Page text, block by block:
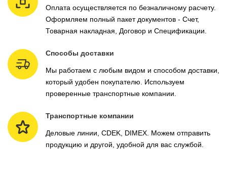
Оплата осуществляется по безналичному расчету.
Оформляем полный пакет документов - Счет,
Товарная накладная, Договор и Спецификации.
Способы доставки
Мы работаем с любым видом и способом доставки,
который удобен покупателю. Используем
проверенные транспортные компании.
Транспортные компании
Деловые линии, CDEK, DIMEX. Можем отправить
продукцию и другой, удобной для вас службой.